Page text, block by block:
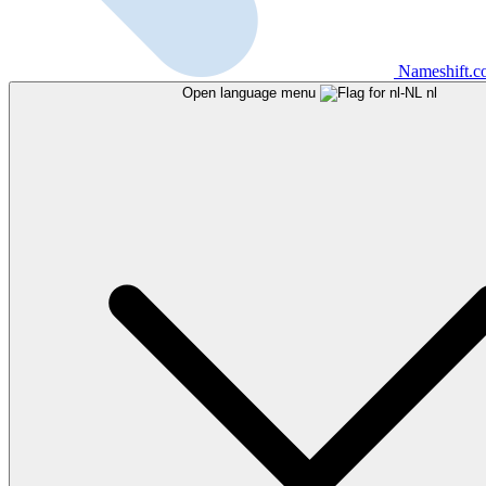
Open language menu nl